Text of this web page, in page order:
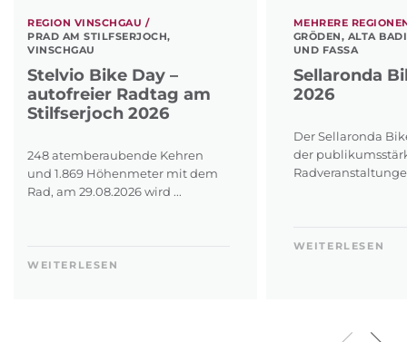
REGION VINSCHGAU /
PRAD AM STILFSERJOCH,
VINSCHGAU
Stelvio Bike Day –
autofreier Radtag am
Stilfserjoch 2026
248 atemberaubende Kehren
und 1.869 Höhenmeter mit dem
Rad, am 29.08.2026 wird ...
WEITERLESEN
MEHRERE
GRÖDEN, ALTA
UND FASSA
Sellaronda
2026
Der Sellaronda
der
WEITERLESEN